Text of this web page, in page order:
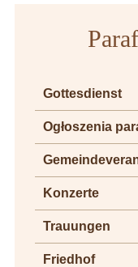
Gottesdienst
Ogłoszenia
Konzerte
Trauungen
Friedhof